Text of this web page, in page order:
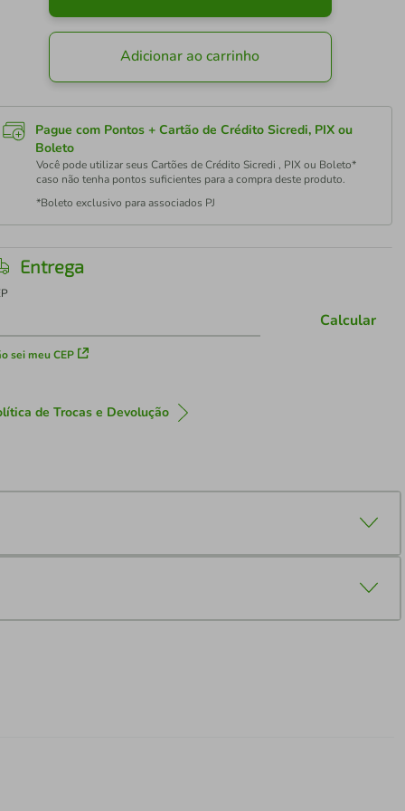
Adicionar ao carrinho
Pague com Pontos + Cartão de Crédito Sicredi, PIX ou
Boleto
Você pode utilizar seus Cartões de Crédito Sicredi , PIX ou Boleto*
caso não tenha pontos suficientes para a compra deste produto.
*Boleto exclusivo para associados PJ
Entrega
sei meu CEP
Calcular
de Trocas e Devolução